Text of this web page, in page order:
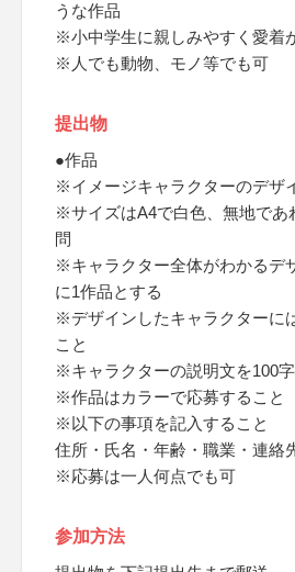
うな作品
※小中学生に親しみやすく愛着
※人でも動物、モノ等でも可
提出物
●作品
※イメージキャラクターのデザ
※サイズはA4で白色、無地であ
問
※キャラクター全体がわかるデ
に1作品とする
※デザインしたキャラクターに
こと
※キャラクターの説明文を100
※作品はカラーで応募すること
※以下の事項を記入すること
住所・氏名・年齢・職業・連絡
※応募は一人何点でも可
参加方法